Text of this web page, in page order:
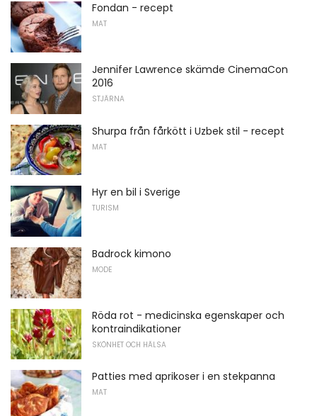
Fondan - recept
MAT
Jennifer Lawrence skämde CinemaCon
2016
STJÄRNA
Shurpa från fårkött i Uzbek stil - recept
MAT
Hyr en bil i Sverige
TURISM
Badrock kimono
MODE
Röda rot - medicinska egenskaper och
kontraindikationer
SKÖNHET OCH HÄLSA
Patties med aprikoser i en stekpanna
MAT